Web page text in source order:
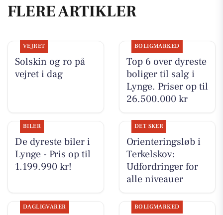
FLERE ARTIKLER
VEJRET
Solskin og ro på
vejret i dag
BOLIGMARKED
Top 6 over dyreste
boliger til salg i
Lynge. Priser op til
26.500.000 kr
BILER
De dyreste biler i
Lynge - Pris op til
1.199.990 kr!
DET SKER
Orienteringsløb i
Terkelskov:
Udfordringer for
alle niveauer
DAGLIGVARER BOLIGMARKED